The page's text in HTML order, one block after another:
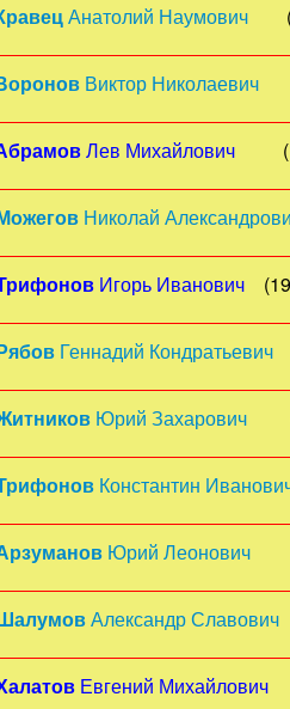
Анатолий Наумович
Виктор Николаевич
Лев Михайлович
Николай
Игорь Иванович
Геннадий Кондратьевич
Юрий Захарович
Константин
Юрий Леонович
Александр Славович
Евгений Михайлович